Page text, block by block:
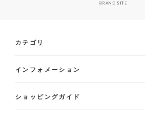
BRAND SITE
カテゴリ
インフォメーション
ショッピングガイド